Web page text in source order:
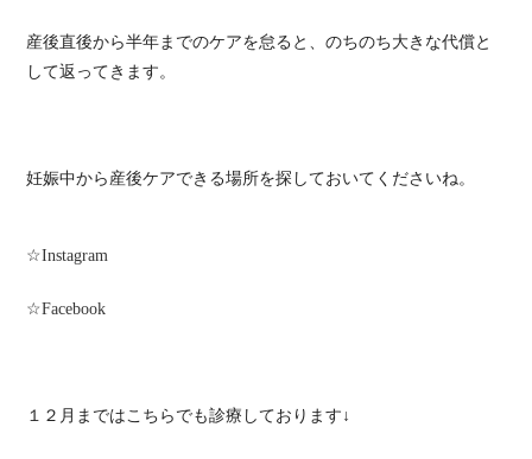
産後直後から半年までのケアを怠ると、のちのち大きな代償と
して返ってきます。
妊娠中から産後ケアできる場所を探しておいてくださいね。
☆Instagram
☆Facebook
１２月まではこちらでも診療しております↓